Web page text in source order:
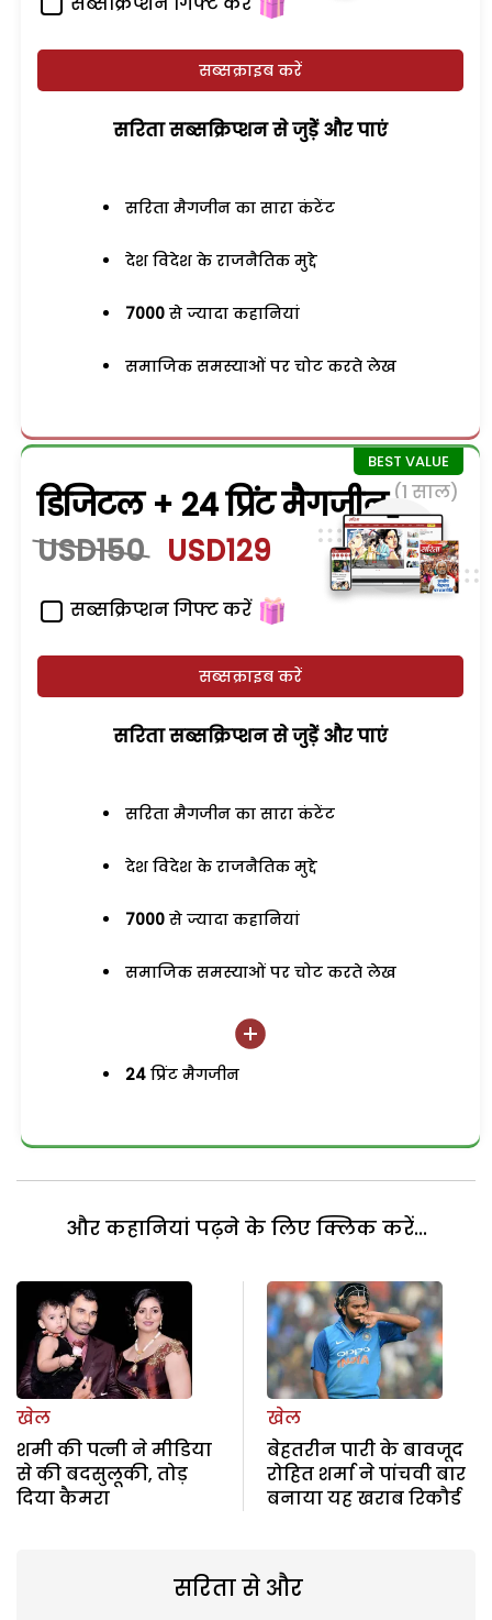
सब्सक्राइब करें
सरिता सब्सक्रिप्शन से जुड़ेें और पाएं
सरिता मैगजीन का सारा कंटेंट
देश विदेश के राजनैतिक मुद्दे
7000 से ज्यादा कहानियां
समाजिक समस्याओं पर चोट करते लेख
डिजिटल + 24 प्रिंट मैगजीन (1 साल)
USD150 USD129
सब्सक्रिप्शन गिफ्ट करें
सब्सक्राइब करें
सरिता सब्सक्रिप्शन से जुड़ेें और पाएं
सरिता मैगजीन का सारा कंटेंट
देश विदेश के राजनैतिक मुद्दे
7000 से ज्यादा कहानियां
समाजिक समस्याओं पर चोट करते लेख
24 प्रिंट मैगजीन
और कहानियां पढ़ने के लिए क्लिक करें...
खेल
शमी की पत्नी ने मीडिया
से की बदसुलूकी, तोड़
दिया कैमरा
खेल
बेहतरीन पारी के बावजूद
रोहित शर्मा ने पांचवी बार
बनाया यह खराब रिकौर्ड
सरिता से और